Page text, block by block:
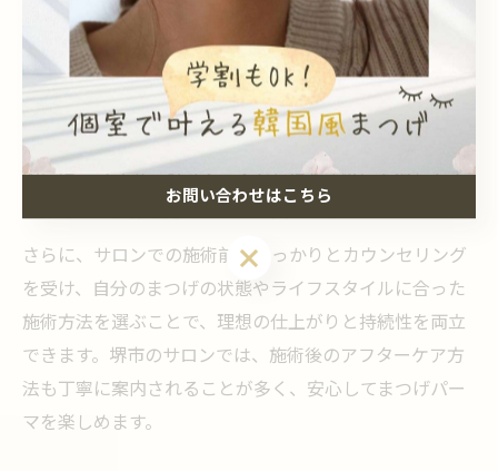
また、目元をこすらないことや、オイル系クレンジング
の使用を控えることもポイントです。オイル成分はまつ
げパーマのカールを緩めてしまうリスクがあるため、専
用のまつげ用クレンジングを選ぶと良いでしょう。具体
的には、マスカラやアイラインを落とす際にも優しく丁
寧に行い、摩擦を避けることが美しさを保つコツです。
さらに、サロンでの施術前にしっかりとカウンセリング
を受け、自分のまつげの状態やライフスタイルに合った
施術方法を選ぶことで、理想の仕上がりと持続性を両立
できます。堺市のサロンでは、施術後のアフターケア方
法も丁寧に案内されることが多く、安心してまつげパー
マを楽しめます。
お問い合わせはこちら
お問い合わせはこちら